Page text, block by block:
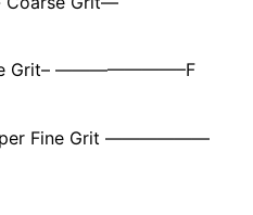
Grit– ———————–F
Fine Grit ——————